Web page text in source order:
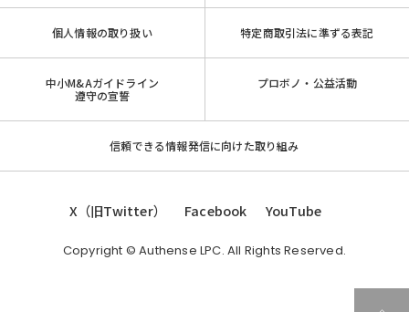
個人情報の取り扱い 特定商取引法に準ずる表記
中小M&Aガイドライン
遵守の宣誓
プロボノ・公益活動
信頼できる情報発信に向けた取り組み
X（旧Twitter） Facebook YouTube
Copyright © Authense LPC. All Rights Reserved.